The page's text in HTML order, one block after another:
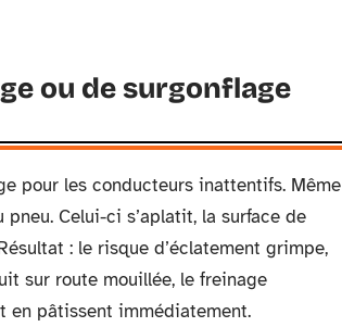
ou de surgonflage
pour les conducteurs inattentifs. Même
Celui-ci s’aplatit, la surface de
: le risque d’éclatement grimpe,
sur route mouillée, le freinage
en pâtissent immédiatement.